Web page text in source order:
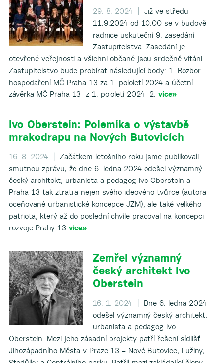
29. 8. 2024 |
Již ve středu
11.9.2024 od 10.00 se v budově
radnice uskuteční 9. zasedání
Zastupitelstva. Zasedání je
otevřené veřejnosti a všichni občané jsou srdečně vítáni.
Zastupitelstvo bude probírat následující body: 1. Rozbor
hospodaření MČ Praha 13 za 1. pololetí 2024 a účetní
závěrka MČ Praha 13 z 1. pololetí 2024 2. více»
Ivo Oberstein: Polemika o výstavbě
mrakodrapu na Nových Butovicích
16. 8. 2024 |
Začátkem letošního roku jsme publikovali
smutnou zprávu, že dne 6. ledna 2024 odešel významný
český architekt, urbanista a pedagog Ivo Oberstein a
Praha 13 tak ztratila nejen svého ideového tvůrce (autora
oceňované urbanistické koncepce JZM), ale také velkého
patriota, který až do poslední chvíle pracoval na koncepci
rozvoje Prahy 13 více»
Zemřel významný
český architekt Ivo
Oberstein
16. 1. 2024 |
Dne 6. ledna 2024
odešel významný český architekt,
urbanista a pedagog Ivo
Oberstein. Mezi jeho zásadní projekty patří řešení sídlišť
Jihozápadního Města v Praze 13 – Nové Butovice, Lužiny,